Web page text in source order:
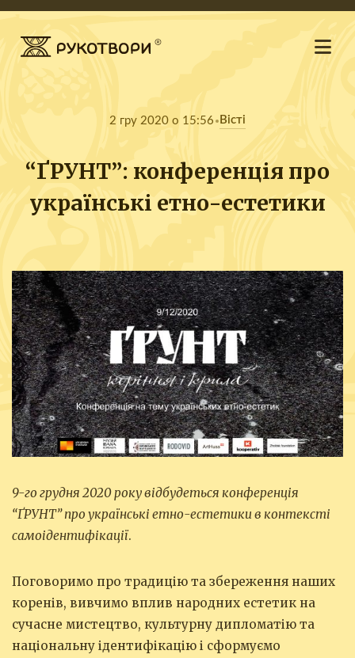
2 гру 2020 о 15:56 Вісті
“ҐРУНТ”: конференція про
українські етно-естетики
9-го грудня 2020 року відбудеться конференція
“ҐРУНТ” про українські етно-естетики в контексті
самоідентифікації.
Поговоримо про традицію та збереження наших
коренів, вивчимо вплив народних естетик на
сучасне мистецтво, культурну дипломатію та
національну ідентифікацію і сформуємо